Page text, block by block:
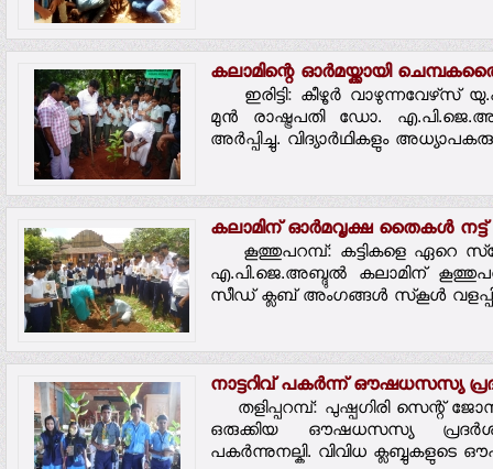
കലാമിന്റെ ഓര്‍മയ്ക്കായി
ഇരിട്ടി: കീഴൂര്‍ വാഴുന്നവേഴ്‌സ്
മുന്‍ രാഷ്ട്രപതി ഡോ.
അര്‍പ്പിച്ചു. വിദ്യാര്‍ഥികളും
കലാമിന് ഓര്‍മവൃക്ഷ തൈകള്‍ നട്ട്
കൂത്തുപറമ്പ്: കട്ടികളെ ഏറെ
എ.പി.ജെ.അബ്ദുല്‍ കലാമിന്
സീഡ് ക്ലബ് അംഗങ്ങള്‍ സ്‌കൂള്‍
നാട്ടറിവ് പകര്‍ന്ന് ഔഷധസസ്യ
തളിപ്പറമ്പ്: പുഷ്പഗിരി
ഒരുക്കിയ ഔഷധസസ്യ
പകര്‍ന്നുനല്കി. വിവിധ ക്ലബ്ബുകളുടെ